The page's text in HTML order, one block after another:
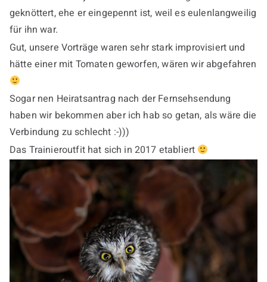
geknöttert, ehe er eingepennt ist, weil es eulenlangweilig
für ihn war.
Gut, unsere Vorträge waren sehr stark improvisiert und
hätte einer mit Tomaten geworfen, wären wir abgefahren
Sogar nen Heiratsantrag nach der Fernsehsendung
haben wir bekommen aber ich hab so getan, als wäre die
Verbindung zu schlecht :-)))
Das Trainieroutfit hat sich in 2017 etabliert